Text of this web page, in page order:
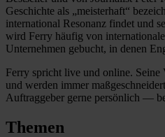
Geschichte als „meisterhaft“
international Resonanz findet und
wird Ferry häufig von
Unternehmen gebucht, in denen
Ferry spricht live und online. Seine
und werden immer
Auftraggeber gerne persönlich —
Themen